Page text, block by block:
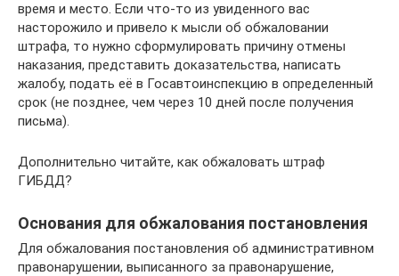
время и место. Если что-то из увиденного вас
насторожило и привело к мысли об обжаловании
штрафа, то нужно сформулировать причину отмены
наказания, представить доказательства, написать
жалобу, подать её в Госавтоинспекцию в определенный
срок (не позднее, чем через 10 дней после получения
письма).
Дополнительно читайте, как обжаловать штраф
ГИБДД?
Основания для обжалования постановления
Для обжалования постановления об административном
правонарушении, выписанного за правонарушение,